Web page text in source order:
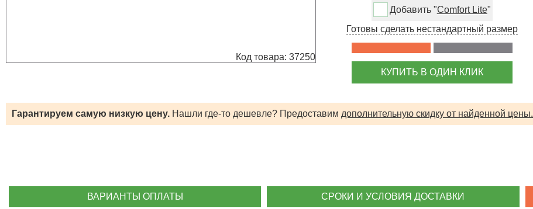
Код товара: 37250
Добавить "Comfort Lite"
Готовы сделать нестандартный размер
КУПИТЬ В ОДИН КЛИК
Гарантируем самую низкую цену. Нашли где-то дешевле? Предоставим дополнительную скидку от найденной цены.
ВАРИАНТЫ ОПЛАТЫ СРОКИ И УСЛОВИЯ ДОСТАВКИ